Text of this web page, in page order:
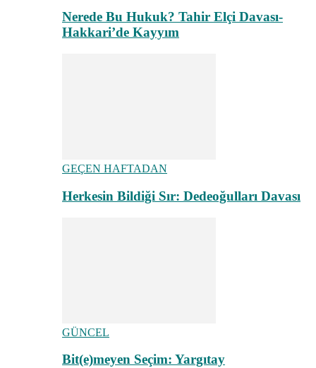
Nerede Bu Hukuk? Tahir Elçi Davası-
Hakkari’de Kayyım
GEÇEN HAFTADAN
Herkesin Bildiği Sır: Dedeoğulları Davası
GÜNCEL
Bit(e)meyen Seçim: Yargıtay